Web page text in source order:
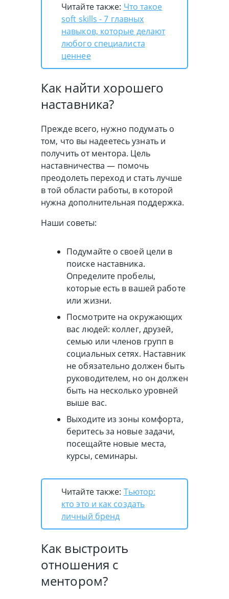
Читайте также: Что такое
soft skills - 7 главных
навыков, которые делают
любого специалиста
ценнее
Как найти хорошего
наставника?
Прежде всего, нужно подумать о
том, что вы надеетесь узнать и
получить от ментора. Цель
наставничества — помочь
преодолеть переход и стать лучше
в той области работы, в которой
нужна дополнительная поддержка.
Наши советы:
Подумайте о своей цели в
поиске наставника.
Определите пробелы,
которые есть в вашей работе
или жизни.
Посмотрите на окружающих
вас людей: коллег, друзей,
семью или членов групп в
социальных сетях. Наставник
не обязательно должен быть
руководителем, но он должен
быть на несколько уровней
выше вас.
Выходите из зоны комфорта,
беритесь за новые задачи,
посещайте новые места,
курсы, семинары.
Читайте также: Тьютор:
кто это и как создать
личный бренд
Как выстроить
отношения с
ментором?